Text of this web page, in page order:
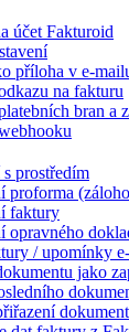
účet Fakturoid
příloha v e-
na fakturu
bran a
s prostředím
proforma
faktury
opravného
/ upomínky
jako